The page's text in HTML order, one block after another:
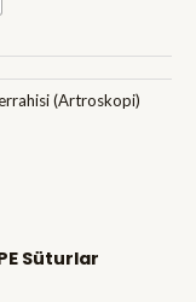
(Artroskopi)
Süturlar